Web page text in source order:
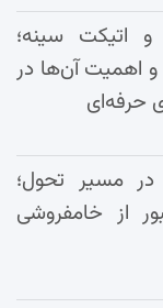
اتیکت سینه؛
و اهمیت آن‌ها در
حرفه‌ای
مسیر تحول؛
از خامفروشی